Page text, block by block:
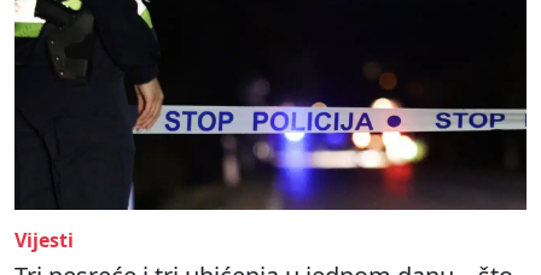
Vijesti